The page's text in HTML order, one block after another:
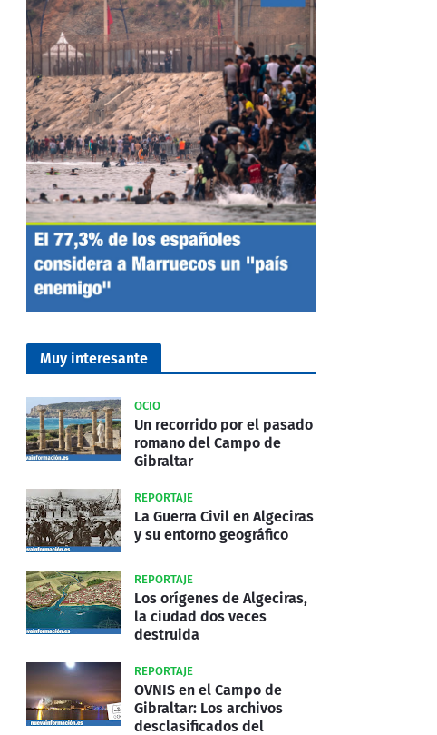
Muy interesante
OCIO
Un recorrido por el pasado
romano del Campo de
Gibraltar
REPORTAJE
La Guerra Civil en Algeciras
y su entorno geográfico
REPORTAJE
Los orígenes de Algeciras,
la ciudad dos veces
destruida
REPORTAJE
OVNIS en el Campo de
Gibraltar: Los archivos
desclasificados del